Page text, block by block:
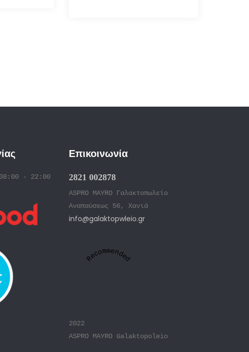
08:00 - 22:00
Επικοινωνία
2821 002878
ASPRO MAYRO Γαλακτοπωλείο
Αναπαύσεως 56, Χανιά
info@galaktopwleio.gr
Recommended
2022
ASPRO MAYRO Galaktopoleio